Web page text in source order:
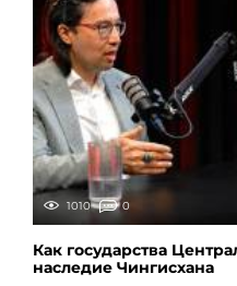
1010 0
Как государства
наследие Чингисхана